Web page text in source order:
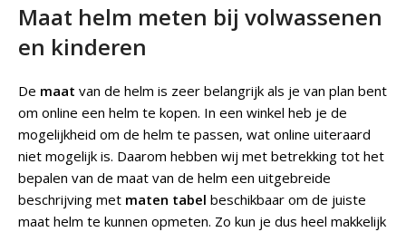
Maat helm meten bij volwassenen
en kinderen
De maat van de helm is zeer belangrijk als je van plan bent
om online een helm te kopen. In een winkel heb je de
mogelijkheid om de helm te passen, wat online uiteraard
niet mogelijk is. Daarom hebben wij met betrekking tot het
bepalen van de maat van de helm een uitgebreide
beschrijving met maten tabel beschikbaar om de juiste
maat helm te kunnen opmeten. Zo kun je dus heel makkelijk